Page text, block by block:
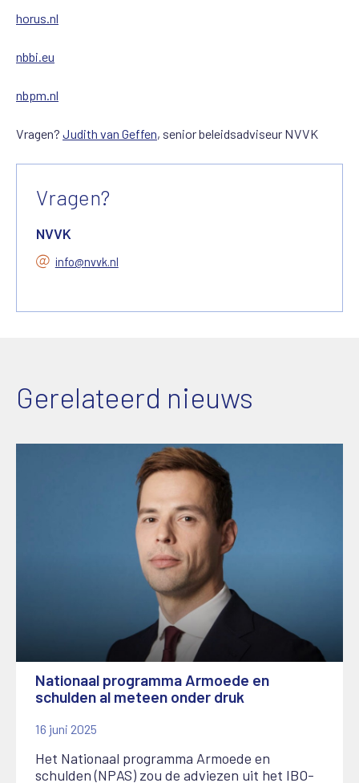
horus.nl
nbbi.eu
nbpm.nl
Vragen? Judith van Geffen, senior beleidsadviseur NVVK
Vragen?
NVVK
info@nvvk.nl
Gerelateerd nieuws
Nationaal programma Armoede en
schulden al meteen onder druk
16 juni 2025
Het Nationaal programma Armoede en
schulden (NPAS) zou de adviezen uit het IBO-